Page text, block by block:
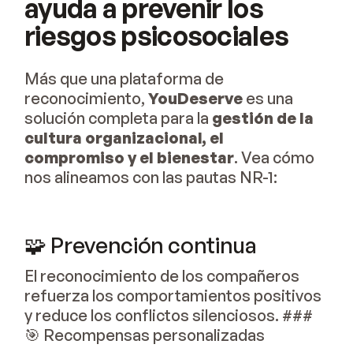
ayuda a prevenir los
riesgos psicosociales
Más que una plataforma de
reconocimiento, YouDeserve es una
solución completa para la gestión de la
cultura organizacional, el
compromiso y el bienestar. Vea cómo
nos alineamos con las pautas NR-1:
🧩 Prevención continua
El reconocimiento de los compañeros
refuerza los comportamientos positivos
y reduce los conflictos silenciosos. ###
🎯 Recompensas personalizadas